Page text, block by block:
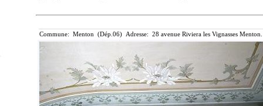
Commune: Menton (Dép.06) Adresse: 28 avenue Riviera les Vignasses